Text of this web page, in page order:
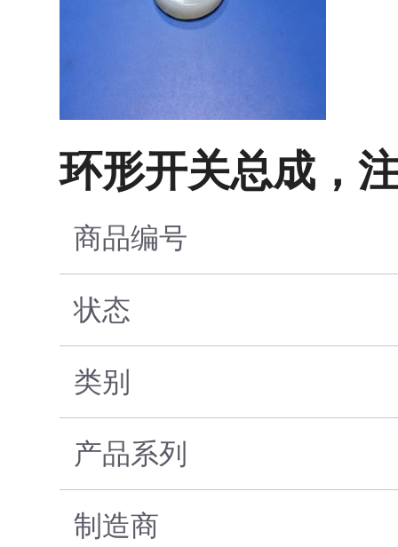
环形开关总成，
商品编号
状态
类别
产品系列
制造商